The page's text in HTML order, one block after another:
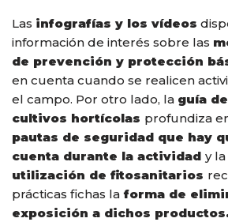
Las infografías y los vídeos
información de interés sobre las
de prevención y protección
en cuenta cuando se realicen
el campo. Por otro lado, la guía
cultivos hortícolas profundiza
pautas de seguridad que hay
cuenta durante la actividad y la
utilización de fitosanitarios
prácticas fichas la forma de
exposición a dichos